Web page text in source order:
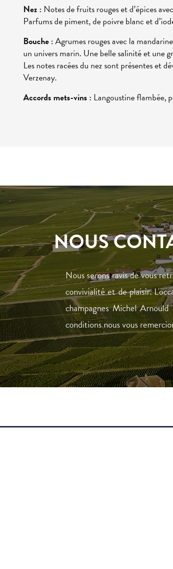
Nez : Notes de fruits rouges et d’épices
Parfums de piment, de poivre blanc et
Bouche :Agrumes rouges avec la
un univers marin. Une belle salinité et une
Les notes racées du nez sont présentes et
Verzenay.
Accords mets-vins : Langoustine flambée,
NOUS
Nous serons ravis de vous
convivialité et de plaisir.
champagnes Michel
conditions nous vous